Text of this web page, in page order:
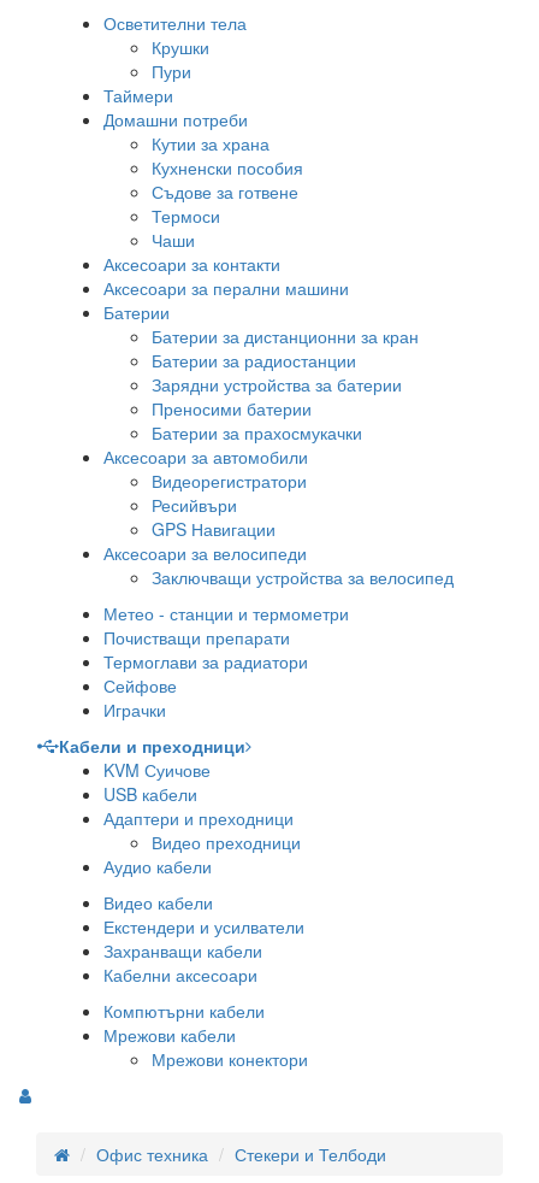
Осветителни тела
Крушки
Пури
Таймери
Домашни потреби
Кутии за храна
Кухненски пособия
Съдове за готвене
Термоси
Чаши
Аксесоари за контакти
Аксесоари за перални машини
Батерии
Батерии за дистанционни за кран
Батерии за радиостанции
Зарядни устройства за батерии
Преносими батерии
Батерии за прахосмукачки
Аксесоари за автомобили
Видеорегистратори
Ресийвъри
GPS Навигации
Аксесоари за велосипеди
Заключващи устройства за велосипед
Метео - станции и термометри
Почистващи препарати
Термоглави за радиатори
Сейфове
Играчки
Кабели и преходници
KVM Суичове
USB кабели
Адаптери и преходници
Видео преходници
Аудио кабели
Видео кабели
Екстендери и усилватели
Захранващи кабели
Кабелни аксесоари
Компютърни кабели
Мрежови кабели
Мрежови конектори
Офис техника Стекери и Телбоди